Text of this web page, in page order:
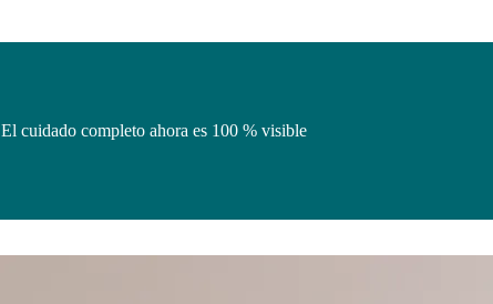
El cuidado completo ahora es 100 % visible